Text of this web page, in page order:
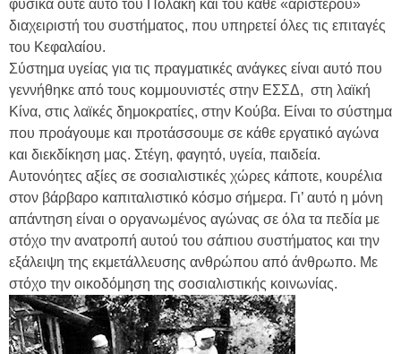
φυσικά ούτε αυτό του Πολάκη και του κάθε «αριστερού»
διαχειριστή του συστήματος, που υπηρετεί όλες τις επιταγές
του Κεφαλαίου.
Σύστημα υγείας για τις πραγματικές ανάγκες είναι αυτό που
γεννήθηκε από τους κομμουνιστές στην ΕΣΣΔ, στη λαϊκή
Κίνα, στις λαϊκές δημοκρατίες, στην Κούβα. Είναι το σύστημα
που προάγουμε και προτάσσουμε σε κάθε εργατικό αγώνα
και διεκδίκηση μας. Στέγη, φαγητό, υγεία, παιδεία.
Αυτονόητες αξίες σε σοσιαλιστικές χώρες κάποτε, κουρέλια
στον βάρβαρο καπιταλιστικό κόσμο σήμερα. Γι’ αυτό η μόνη
απάντηση είναι ο οργανωμένος αγώνας σε όλα τα πεδία με
στόχο την ανατροπή αυτού του σάπιου συστήματος και την
εξάλειψη της εκμετάλλευσης ανθρώπου από άνθρωπο. Με
στόχο την οικοδόμηση της σοσιαλιστικής κοινωνίας.